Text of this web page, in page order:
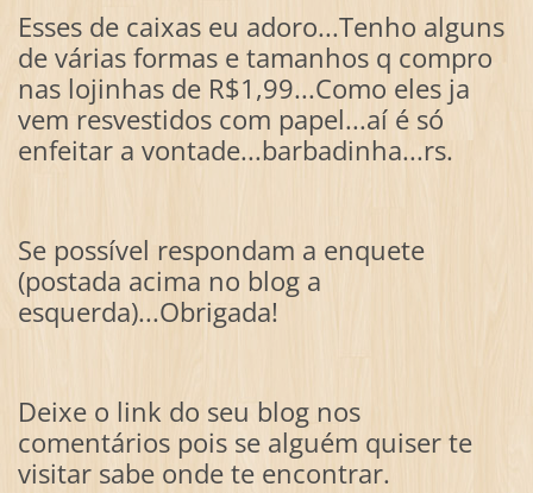
Esses de caixas eu adoro...Tenho alguns
de várias formas e tamanhos q compro
nas lojinhas de R$1,99...Como eles ja
vem resvestidos com papel...aí é só
enfeitar a vontade...barbadinha...rs.
Se possível respondam a enquete
(postada acima no blog a
esquerda)...Obrigada!
Deixe o link do seu blog nos
comentários pois se alguém quiser te
visitar sabe onde te encontrar.